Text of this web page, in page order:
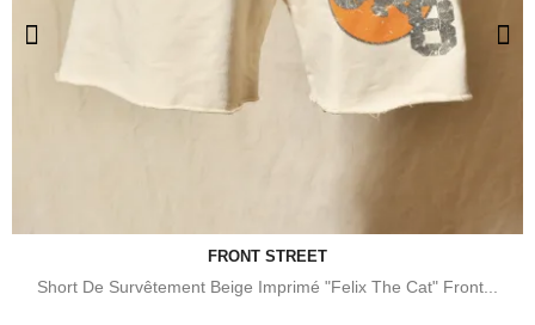
FRONT STREET
Short De Survêtement Beige Imprimé "Felix The Cat" Front...